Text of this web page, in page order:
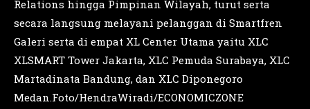
Relations hingga Pimpinan Wilayah, turut serta
secara langsung melayani pelanggan di Smartfren
Galeri serta di empat XL Center Utama yaitu XLC
XLSMART Tower Jakarta, XLC Pemuda Surabaya, XLC
Martadinata Bandung, dan XLC Diponegoro
Medan.Foto/HendraWiradi/ECONOMICZONE